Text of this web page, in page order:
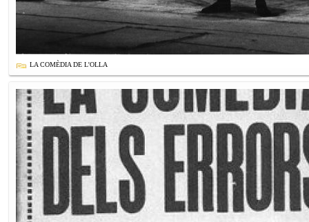
LA COMÈDIA DE L'OLLA